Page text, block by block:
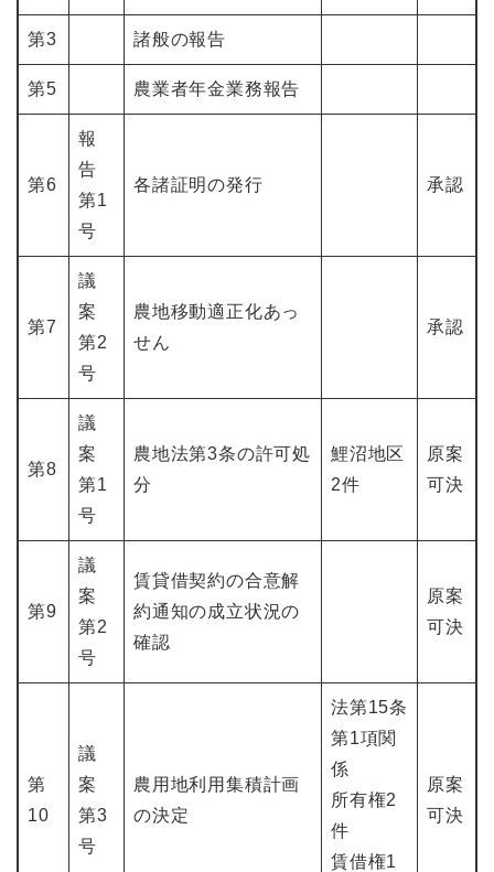
第3 諸般の報告
第5 農業者年金業務報告
第6
報
告
第1
号
各諸証明の発行 承認
第7
議
案
第2
号
農地移動適正化あっ
せん
承認
第8
議
案
第1
号
農地法第3条の許可処
分
鯉沼地区
2件
原案
可決
第9
議
案
第2
号
賃貸借契約の合意解
約通知の成立状況の
確認
原案
可決
第
10
議
案
第3
号
農用地利用集積計画
の決定
法第15条
第1項関
係
所有権2
件
賃借権1
原案
可決